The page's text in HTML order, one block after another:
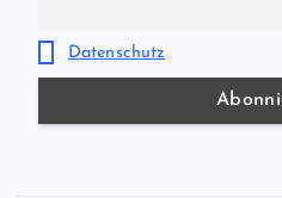
Datenschutz